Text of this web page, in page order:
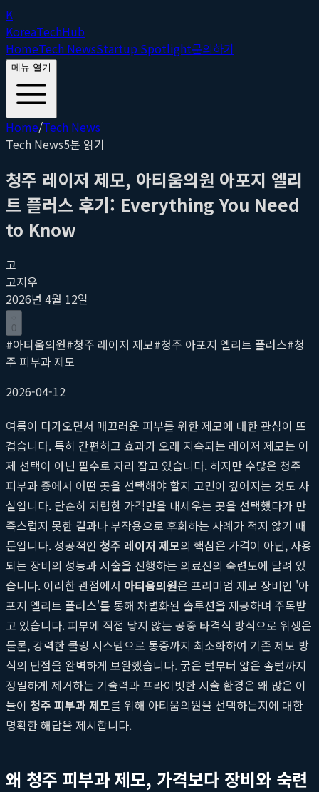
K
KoreaTechHub
HomeTech NewsStartup Spotlight문의하기
메뉴 열기
Home/Tech News
Tech News5분 읽기
청주 레이저 제모, 아티움의원 아포지 엘리
트 플러스 후기: Everything You Need
to Know
고
고지우
2026년 4월 12일
0
#아티움의원#청주 레이저 제모#청주 아포지 엘리트 플러스#청
주 피부과 제모
2026-04-12
여름이 다가오면서 매끄러운 피부를 위한 제모에 대한 관심이 뜨
겁습니다. 특히 간편하고 효과가 오래 지속되는 레이저 제모는 이
제 선택이 아닌 필수로 자리 잡고 있습니다. 하지만 수많은 청주
피부과 중에서 어떤 곳을 선택해야 할지 고민이 깊어지는 것도 사
실입니다. 단순히 저렴한 가격만을 내세우는 곳을 선택했다가 만
족스럽지 못한 결과나 부작용으로 후회하는 사례가 적지 않기 때
문입니다. 성공적인 청주 레이저 제모의 핵심은 가격이 아닌, 사용
되는 장비의 성능과 시술을 진행하는 의료진의 숙련도에 달려 있
습니다. 이러한 관점에서 아티움의원은 프리미엄 제모 장비인 '아
포지 엘리트 플러스'를 통해 차별화된 솔루션을 제공하며 주목받
고 있습니다. 피부에 직접 닿지 않는 공중 타격식 방식으로 위생은
물론, 강력한 쿨링 시스템으로 통증까지 최소화하여 기존 제모 방
식의 단점을 완벽하게 보완했습니다. 굵은 털부터 얇은 솜털까지
정밀하게 제거하는 기술력과 프라이빗한 시술 환경은 왜 많은 이
들이 청주 피부과 제모를 위해 아티움의원을 선택하는지에 대한
명확한 해답을 제시합니다.
왜 청주 피부과 제모, 가격보다 장비와 숙련